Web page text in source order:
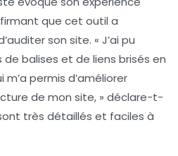
que cet outil a
son site. « J’ai pu
balises et de liens brisés en
permis d’améliorer
de mon site, » déclare-t-
très détaillés et faciles à